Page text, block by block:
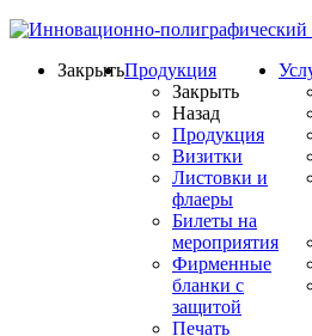
ЗакрытьПродукция
Закрыть
Назад
Продукция
Визитки
Листовки и
флаеры
Билеты на
мероприятия
Фирменные
бланки с
защитой
Печать